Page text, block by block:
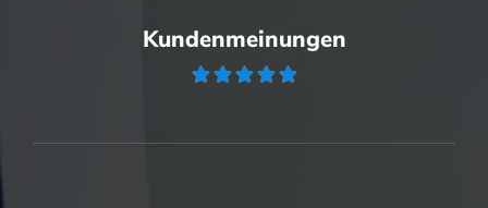
Kundenmeinungen
    